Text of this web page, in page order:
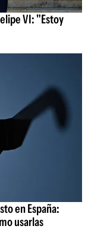
VI: "Estoy
en España:
usarlas